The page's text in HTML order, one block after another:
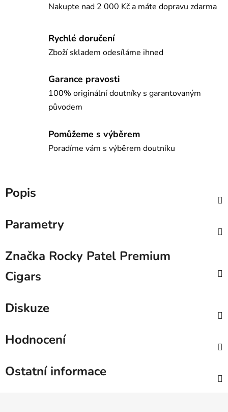
Nakupte nad 2 000 Kč a máte dopravu zdarma
Rychlé doručení
Zboží skladem odesíláme ihned
Garance pravosti
100% originální doutníky s garantovaným
původem
Pomůžeme s výběrem
Poradíme vám s výběrem doutníku
Popis
Parametry
Značka Rocky Patel Premium
Cigars
Diskuze
Hodnocení
Ostatní informace